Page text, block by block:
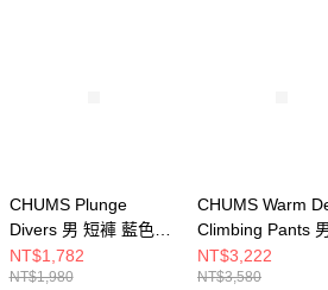
CHUMS Plunge
Divers 男 短褲 藍色
CH031428A001
NT$1,782
NT$1,980
CHUMS Warm
Climbing Pants
仔褲 Indigo
CH031407N030
NT$3,222
NT$3,580